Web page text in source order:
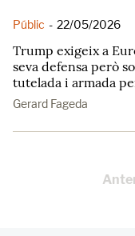
Públic - 22/05/2026
Trump exigeix a
seva defensa però
tutelada i armada
Gerard Fageda